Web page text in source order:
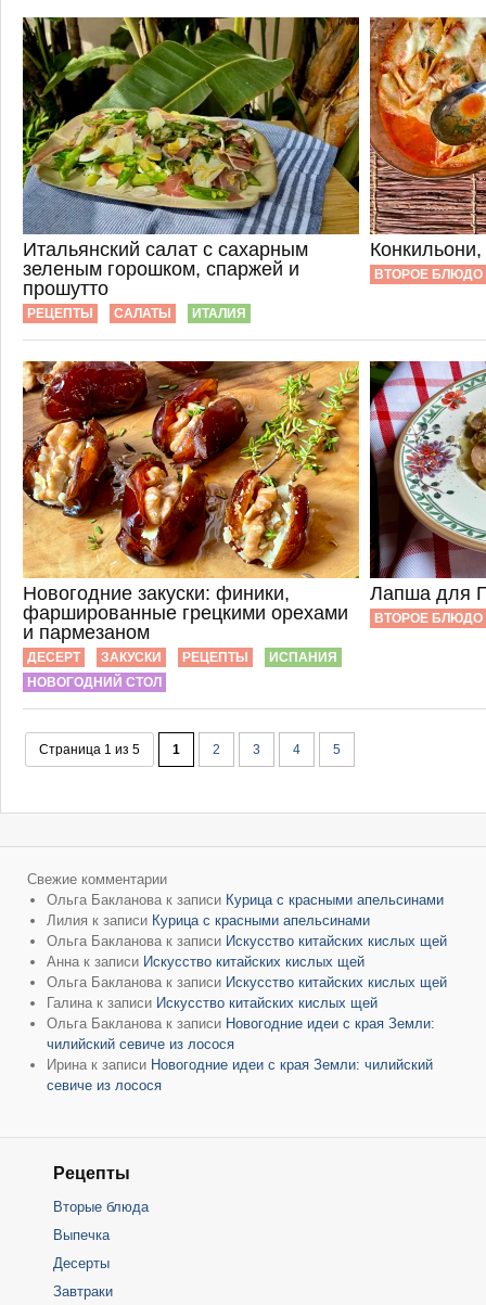
Итальянский салат с сахарным
зеленым горошком, спаржей и
прошутто
РЕЦЕПТЫ САЛАТЫ ИТАЛИЯ
ВТОРОЕ БЛЮДО
Новогодние закуски: финики,
фаршированные грецкими орехами
и пармезаном
ДЕСЕРТ ЗАКУСКИ РЕЦЕПТЫ
ИСПАНИЯ
НОВОГОДНИЙ СТОЛ
Лапша для
ВТОРОЕ БЛЮДО
Страница 1 из 5 1 2 3 4 5
Свежие комментарии
Ольга Бакланова к записи Курица с красными апельсинами
Лилия к записи Курица с красными апельсинами
Ольга Бакланова к записи Искусство китайских кислых щей
Анна к записи Искусство китайских кислых щей
Ольга Бакланова к записи Искусство китайских кислых щей
Галина к записи Искусство китайских кислых щей
Ольга Бакланова к записи Новогодние идеи с края Земли:
чилийский севиче из лосося
Ирина к записи Новогодние идеи с края Земли: чилийский
севиче из лосося
Рецепты
Вторые блюда
Выпечка
Десерты
Завтраки